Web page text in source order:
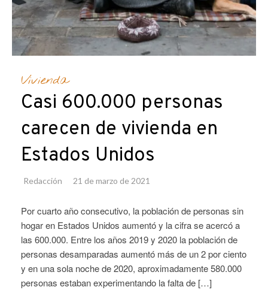
Vivienda
Casi 600.000 personas
carecen de vivienda en
Estados Unidos
Redacción 21 de marzo de 2021
Por cuarto año consecutivo, la población de personas sin
hogar en Estados Unidos aumentó y la cifra se acercó a
las 600.000. Entre los años 2019 y 2020 la población de
personas desamparadas aumentó más de un 2 por ciento
y en una sola noche de 2020, aproximadamente 580.000
personas estaban experimentando la falta de […]